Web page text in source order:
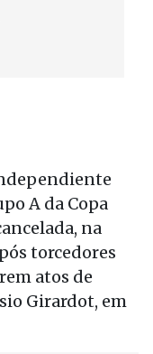
A da Copa
na
torcedores
atos de
Girardot, em